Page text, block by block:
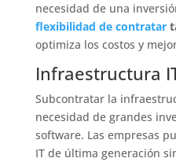
necesidad de una
flexibilidad de contratar
optimiza los costos y
Infraestructura
Subcontratar la
necesidad de grandes
software. Las empresas
IT de última generación